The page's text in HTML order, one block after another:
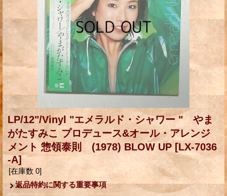
LP/12"/Vinyl "エメラルド・シャワー " やま
がたすみこ プロデュース&オール・アレンジ
メント 惣領泰則 (1978) BLOW UP[LX-7036
-A]
[在庫数 0]
返品特約に関する重要事項